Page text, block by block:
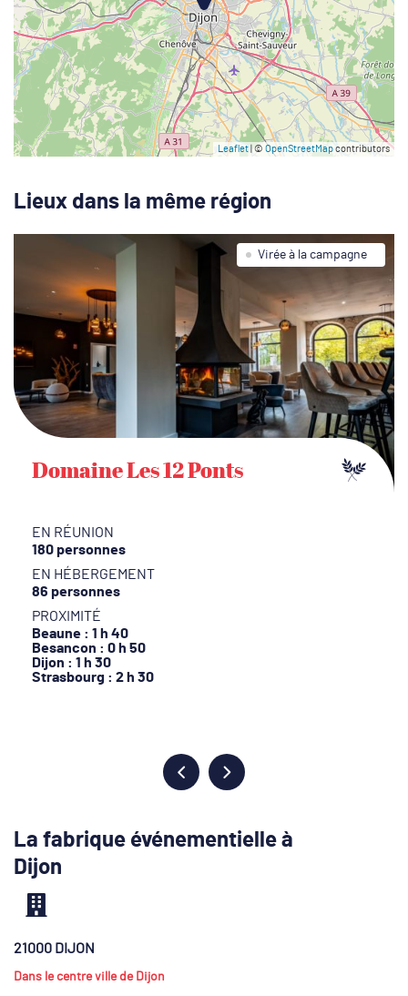
Leaflet | © OpenStreetMapcontributors
Lieux dans la même région
Virée à la campagne
Domaine Les 12 Ponts
EN RÉUNION
180 personnes
EN HÉBERGEMENT
86 personnes
PROXIMITÉ
Beaune : 1 h 40
Besancon : 0 h 50
Dijon : 1 h 30
Strasbourg : 2 h 30
La fabrique événementielle à
Dijon
21000 DIJON
Dans le centre ville de Dijon